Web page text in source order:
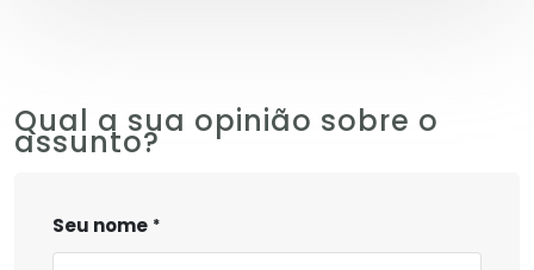
Qual a sua opinião sobre o
assunto?
Seu nome